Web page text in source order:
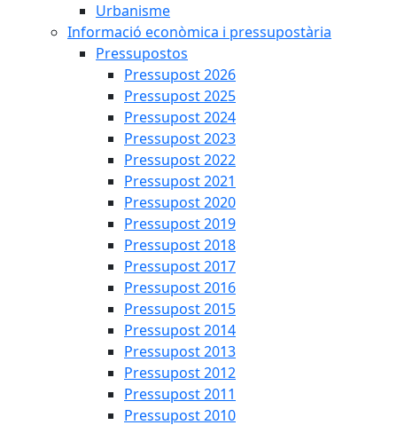
Urbanisme
Informació econòmica i pressupostària
Pressupostos
Pressupost 2026
Pressupost 2025
Pressupost 2024
Pressupost 2023
Pressupost 2022
Pressupost 2021
Pressupost 2020
Pressupost 2019
Pressupost 2018
Pressupost 2017
Pressupost 2016
Pressupost 2015
Pressupost 2014
Pressupost 2013
Pressupost 2012
Pressupost 2011
Pressupost 2010